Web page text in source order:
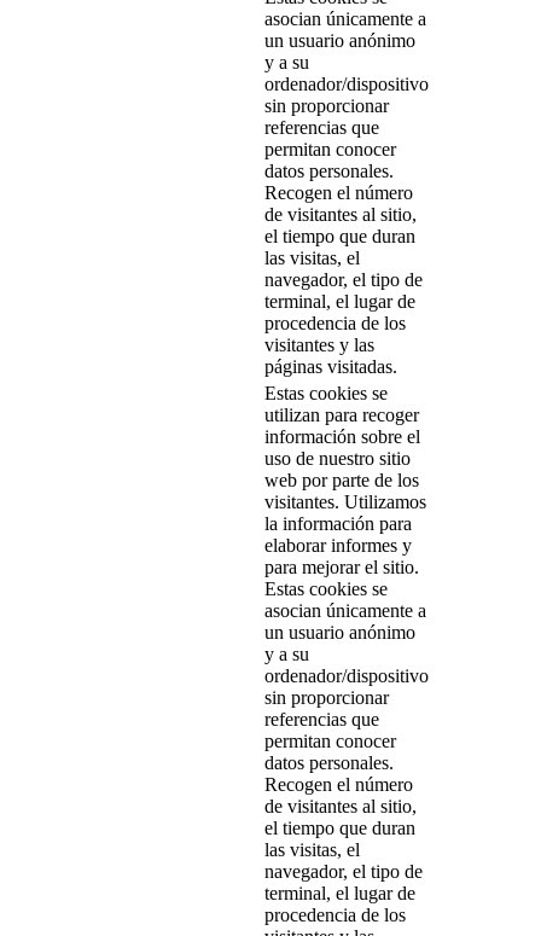
asocian únicamente a
un usuario anónimo
y a su
ordenador/dispositivo
sin proporcionar
referencias que
permitan conocer
datos personales.
Recogen el número
de visitantes al sitio,
el tiempo que duran
las visitas, el
navegador, el tipo de
terminal, el lugar de
procedencia de los
visitantes y las
páginas visitadas.
Estas cookies se
utilizan para recoger
información sobre el
uso de nuestro sitio
web por parte de los
visitantes. Utilizamos
la información para
elaborar informes y
para mejorar el sitio.
Estas cookies se
asocian únicamente a
un usuario anónimo
y a su
ordenador/dispositivo
sin proporcionar
referencias que
permitan conocer
datos personales.
Recogen el número
de visitantes al sitio,
el tiempo que duran
las visitas, el
navegador, el tipo de
terminal, el lugar de
procedencia de los